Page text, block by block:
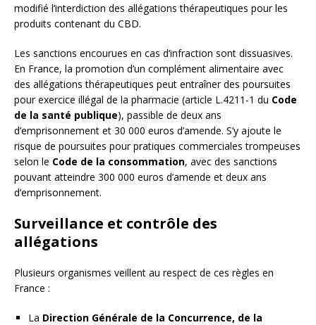
modifié l’interdiction des allégations thérapeutiques pour les
produits contenant du CBD.
Les sanctions encourues en cas d’infraction sont dissuasives.
En France, la promotion d’un complément alimentaire avec
des allégations thérapeutiques peut entraîner des poursuites
pour exercice illégal de la pharmacie (article L.4211-1 du Code
de la santé publique), passible de deux ans
d’emprisonnement et 30 000 euros d’amende. S’y ajoute le
risque de poursuites pour pratiques commerciales trompeuses
selon le Code de la consommation, avec des sanctions
pouvant atteindre 300 000 euros d’amende et deux ans
d’emprisonnement.
Surveillance et contrôle des
allégations
Plusieurs organismes veillent au respect de ces règles en
France :
La Direction Générale de la Concurrence, de la